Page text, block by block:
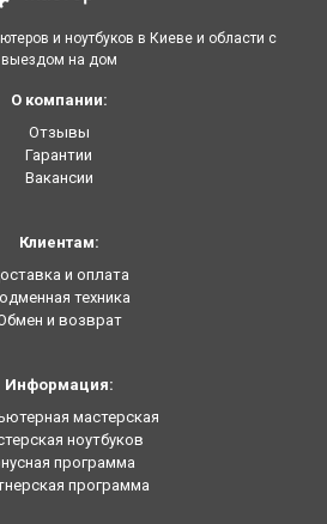
и ноутбуков в Киеве и области с
выездом на дом
О компании:
Отзывы
Гарантии
Вакансии
Клиентам:
и оплата
техника
и возврат
Информация:
мастерская
ноутбуков
программа
программа